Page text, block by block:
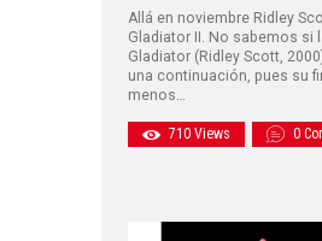
Allá en noviembre Ridley
Gladiator II. No sabemos si
Gladiator (Ridley Scott,
una continuación, pues su
menos…
710 Views 0